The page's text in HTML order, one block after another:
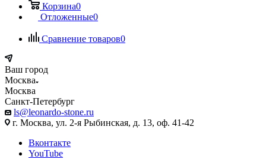
Корзина0
Отложенные0
Сравнение товаров0
Ваш город
Москва
Москва
Санкт-Петербург
ls@leonardo-stone.ru
г. Москва, ул. 2-я Рыбинская, д. 13, оф. 41-42
Вконтакте
YouTube